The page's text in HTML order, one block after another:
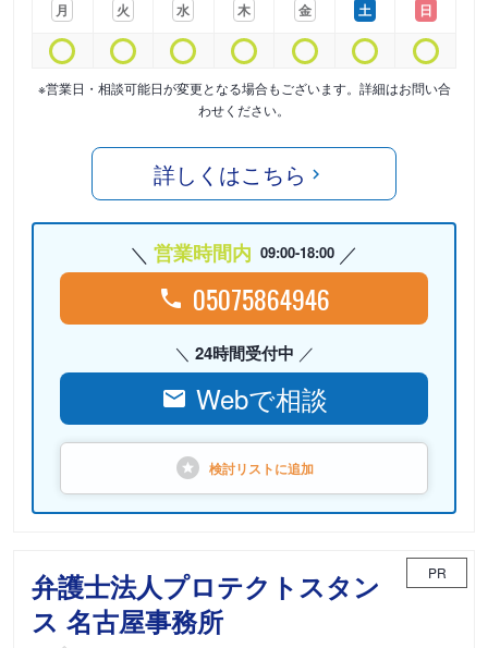
月
火
水
木
金
土
日
※営業日・相談可能日が変更となる場合もございます。詳細はお問い合
わせください。
詳しくはこちら
営業時間内 09:00-18:00
05075864946
24時間受付中
Webで相談
検討リストに追加
弁護士法人プロテクトスタン
ス 名古屋事務所
PR